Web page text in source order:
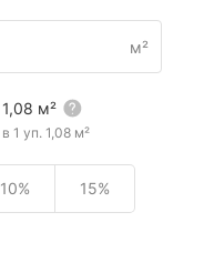
м²
1,08 м²
в 1 уп. 1,08 м²
10% 15%